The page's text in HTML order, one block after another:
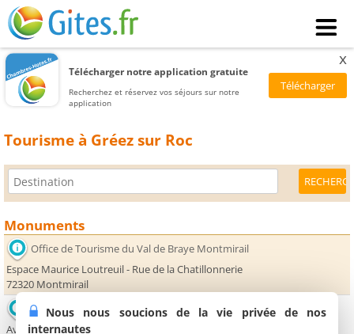
Télécharger notre application gratuite
Recherchez et réservez vos séjours sur notre
application
x
Tourisme à Gréez sur Roc
Monuments
Office de Tourisme du Val de Braye Montmirail
Espace Maurice Loutreuil - Rue de la Chatillonnerie
72320 Montmirail
Office de Tourisme du Val de Braye Vibraye
Avenue Michel Verdier
Nous nous soucions de la vie privée de nos
internautes